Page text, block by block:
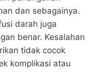
dan sebagainya.
darah juga
benar. Kesalahan
tidak cocok
komplikasi atau